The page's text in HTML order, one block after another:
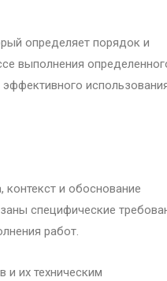
определяет порядок и
выполнения
контекст и обоснование
специфические
работ.
и их техническим